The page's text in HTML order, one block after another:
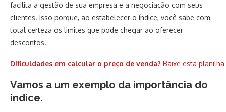
facilita a gestão de sua empresa e a negociação com seus
clientes. Isso porque, ao estabelecer o índice, você sabe com
total certeza os limites que pode chegar ao oferecer
descontos.
Dificuldades em calcular o preço de venda? Baixe esta
Vamos a um exemplo da importância do
índice.